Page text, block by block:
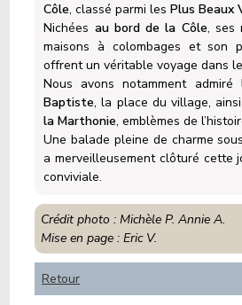
Côle, classé parmi lesPlus Beaux
Nichées au bord de la Côle, ses
maisons à colombages et son
offrent un véritable voyage dans
Nous avons notamment admiré
Baptiste, la place du village,
la Marthonie, emblèmes de
Une balade pleine de charme
a merveilleusement clôturé cette
conviviale.
Crédit photo : Michèle P. Annie A.
Mise en page : Eric V.
Retour